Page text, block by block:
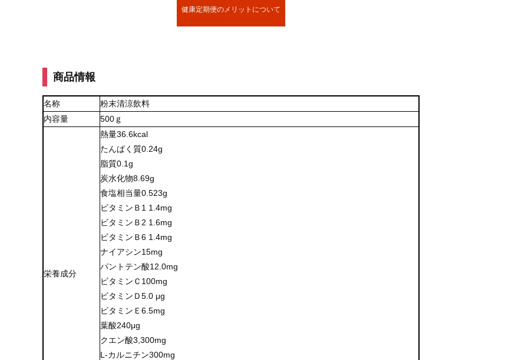
健康定期便のメリットについて
商品情報
名称
粉末清涼飲料
内容量
500ｇ
栄養成分
熱量36.6kcal
たんぱく質0.24g
脂質0.1g
炭水化物8.69g
食塩相当量0.523g
ビタミンＢ1 1.4mg
ビタミンＢ2 1.6mg
ビタミンＢ6 1.4mg
ナイアシン15mg
パントテン酸12.0mg
ビタミンＣ100mg
ビタミンＤ5.0 μg
ビタミンＥ6.5mg
葉酸240μg
クエン酸3,300mg
L-カルニチン300mg